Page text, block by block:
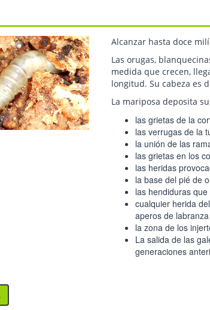
Alcanzar hasta doce
Las orugas,
medida que crecen,
longitud. Su cabeza es
La mariposa deposita
las grietas de la
las verrugas de la
la unión de las
las grietas en los
las heridas
la base del pié de
las hendiduras
cualquier herida
aperos de labranza
la zona de los
La salida de las
generaciones